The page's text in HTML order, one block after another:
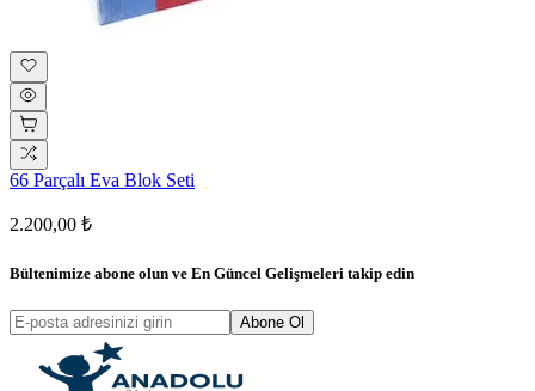
66 Parçalı Eva Blok Seti
2.200,00 ₺
Bültenimize abone olun ve En Güncel Gelişmeleri takip edin
Abone Ol